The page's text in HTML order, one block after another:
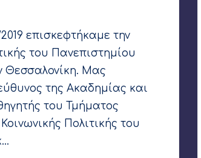
επισκεφτήκαμε την
του Πανεπιστημίου
Θεσσαλονίκη. Μας
της Ακαδημίας και
του Τμήματος
Πολιτικής του